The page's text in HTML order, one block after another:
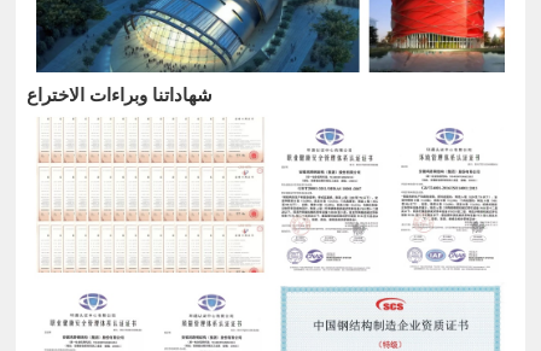
شهاداتنا وبراءات الاختراع